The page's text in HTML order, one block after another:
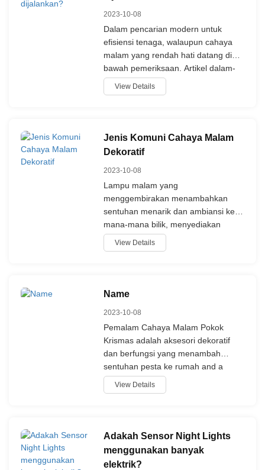
2023-10-08
Dalam pencarian modern untuk
efisiensi tenaga, walaupun cahaya
malam yang rendah hati datang di
bawah pemeriksaan. Artikel dalam-
dalam kami memeriksa implikasi
ekonomi dan tenaga berbagai jenis
tradisional. Kami fokus tertentu pada
pemalam lampu malam,
keuntungan dan konservasi tenaga.
Beroperasi pada penggunaan kuasa
di bawah 15W, lampu malam LED
pemalam kita tidak hanya mematuhi
peraturan AS tetapi juga
menawarkan sejumlah estetik cahaya
yang sesuai untuk setiap
mempertimbangkan biaya jangka
pemalam muncul sebagai pilihan
yang bertanggungjawab secara fisik
View Details
Jenis Komuni Cahaya Malam
Dekoratif
2023-10-08
Lampu malam yang
menggembirakan menambahkan
sentuhan menarik dan ambiansi ke
mana-mana bilik, menyediakan
kedua-dua cahaya dan tarikan
estetik. Mereka datang dalam
yang berbeza. Ini beberapa jenis
termasuk Pemalam Cahaya Malam
Pokok Krismas, Cahaya Malam
Halloween, dan Cahaya Malam Salji
Krismas.
View Details
Name
2023-10-08
Pemalam Cahaya Malam Pokok
Krismas adalah aksesori dekoratif
dan berfungsi yang menambah
sentuhan pesta ke rumah and a
semasa musim cuti. Cahaya malam
yang menarik ini mengandungi
piawai.
View Details
Adakah Sensor Night Lights
menggunakan banyak
elektrik?